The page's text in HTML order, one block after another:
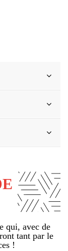
qui, avec de
tant par le
!